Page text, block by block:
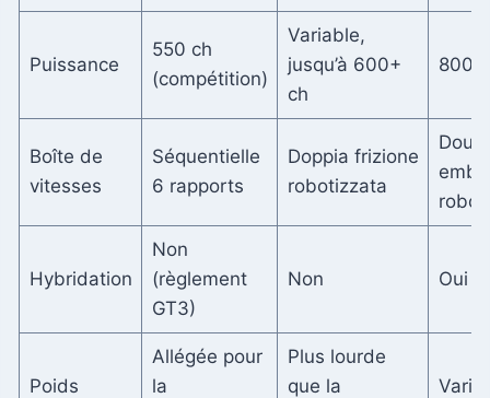
Puissance
550 ch
(compétition)
Variable,
jusqu’à 600+
ch
800
Boîte de
vitesses
Séquentielle
6 rapports
Doppia frizione
robotizzata
Hybridation
Non
(règlement
GT3)
Non Oui
Poids
Allégée pour
la
Plus lourde
que la